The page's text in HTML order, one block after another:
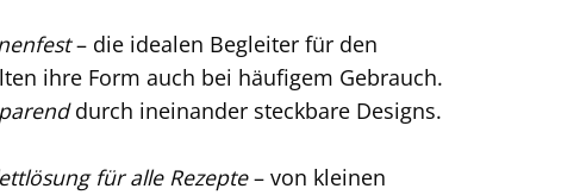
– die idealen Begleiter für den
ihre Form auch bei häufigem Gebrauch.
durch ineinander steckbare Designs.
für alle Rezepte– von kleinen